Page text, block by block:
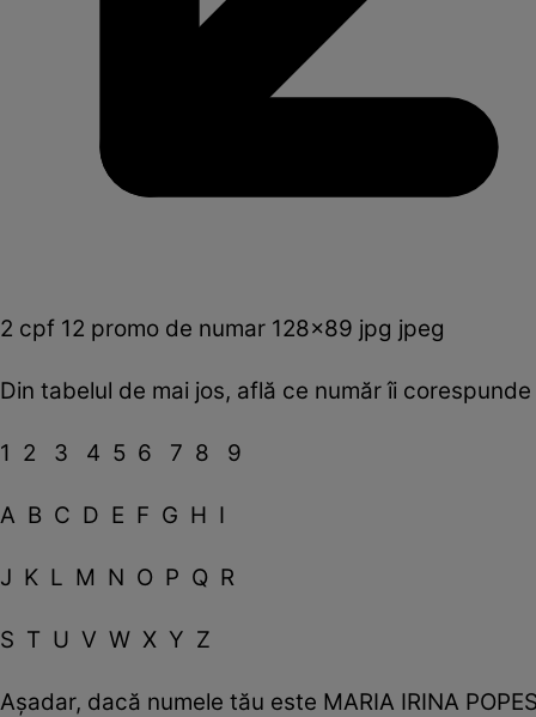
2 cpf 12 promo de numar 128x89 jpg jpeg
Din tabelul de mai jos, află ce număr îi
1 2 3 4 5 6 7 8 9
A B C D E F G H I
J K L M N O P Q R
S T U V W X Y Z
Aşadar, dacă numele tău este MARIA IRINA